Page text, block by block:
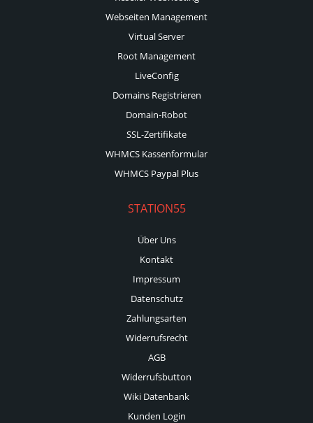
Webseiten Management
Virtual Server
Root Management
LiveConfig
Domains Registrieren
Domain-Robot
SSL-Zertifikate
WHMCS Kassenformular
WHMCS Paypal Plus
STATION55
Über Uns
Kontakt
Impressum
Datenschutz
Zahlungsarten
Widerrufsrecht
AGB
Widerrufsbutton
Wiki Datenbank
Kunden Login